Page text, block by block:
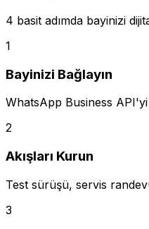
4 basit adımda bayinizi
1
Bayinizi Bağlayın
WhatsApp Business
2
Akışları Kurun
Test sürüşü, servis
3